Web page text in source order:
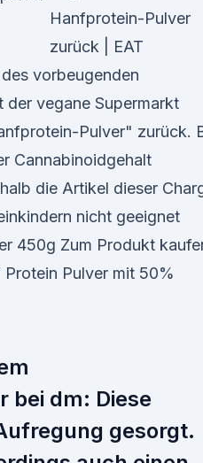
Hanfprotein-Pulver
zurück | EAT
vorbeugenden
der vegane Supermarkt
Pulver" zurück.
Cannabinoidgehalt
die Artikel dieser
nicht geeignet
450g Zum Produkt
Pulver mit 50%
bei dm: Diese
gesorgt.